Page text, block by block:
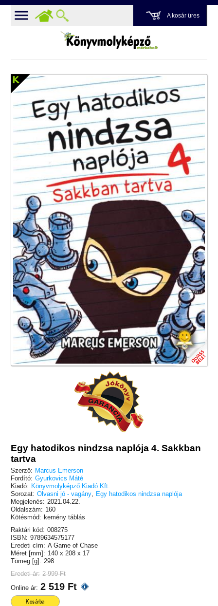
A kosár üres
Egy hatodikos nindzsa naplója 4. Sakkban
tartva
Szerző: Marcus Emerson
Fordító: Gyurkovics Máté
Kiadó: Könyvmolyképző Kiadó Kft.
Sorozat: Olvasni jó - vagány
Egy hatodikos nindzsa naplója
Megjelenés: 2021.04.22.
Oldalszám: 160
Kötésmód: kemény táblás
Raktári kód: 008275
ISBN: 9789634575177
Eredeti cím: A Game of Chase
Méret [mm]: 140 x 208 x 17
Tömeg [g]: 298
Eredeti ár: 2 999 Ft
Online ár: 2 519 Ft
Kosárba